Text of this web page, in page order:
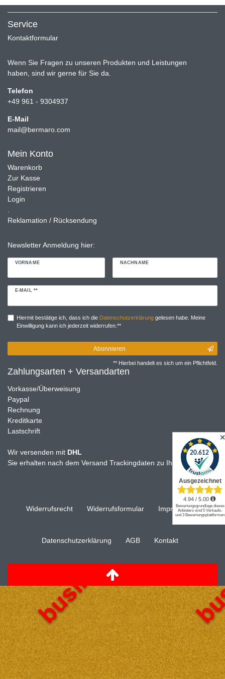
Service
Kontaktformular
Wenn Sie Fragen zu unseren Produkten und Leistungen
haben, sind wir gerne für Sie da.
Telefon
+49 961 - 9304937
E-Mail
mail@bermaro.com
Mein Konto
Warenkorb
Zur Kasse
Registrieren
Login
Reklamation / Rücksendung
Newsletter Anmeldung hier:
VORNAME NACHNAME
E-MAIL **
Newsletter
Hiermit bestätige ich, dass ich die Daten­schutz­erklärunggelesen habe. Meine
Einwilligung kann ich jederzeit widerrufen.**
Abonnieren
** Hierbei handelt es sich um ein Pflichtfeld.
Zahlungsarten + Versandarten
Vorkasse/Überweisung
Paypal
Rechnung
Kreditkarte
Lastschrift
Wir versenden mit DHL
Sie erhalten nach dem Versand Trackingdaten zu Ihrer Sendung
Widerrufs­recht Widerrufs­formular Impressum
Daten­schutz­erklärung AGB Kontakt
✕